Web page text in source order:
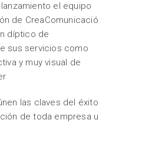
el equipo
de CreaComunicació
díptico de
sus servicios como
y muy visual de
las claves del éxito
de toda empresa u